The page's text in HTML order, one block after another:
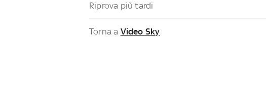
Riprova più tardi
Torna a Video Sky